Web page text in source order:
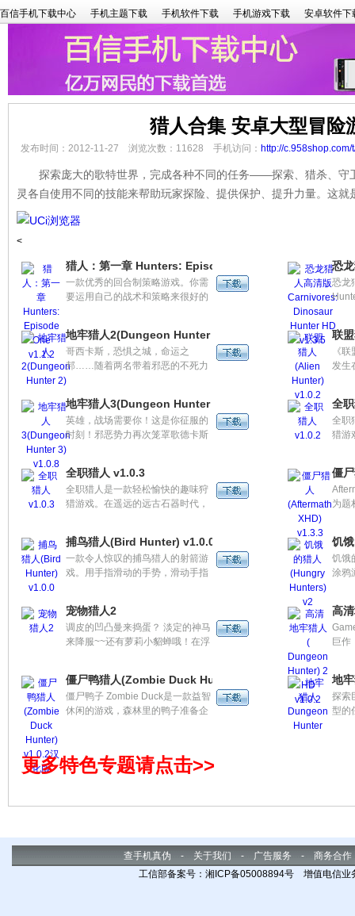
百信手机下载中心 手机主题下载 手机软件下载 手机游戏下载 安卓软件下
猎人合集 安卓大型冒险
发布时间：2012-11-27 浏览次数：11628 手机访问： http://c.958shop.com/
探索庞大的歌特世界，完成各种不同的任务——探索、猎杀、守
灵各自使用不同的技能来帮助玩家探险、提供保护、提升力量。这
<
猎人：第一章 Hunters: Episode One v1.1.2
一款优秀的回合制策略游戏。你需
要运用自己的战术和策略来很好的
个星球上执行任务。通过不断的贸
易和交流人才，去建立全宇宙最强
大的战队吧。
恐
恐龙
中每
它们
也有
是
线，
布
5个
找目
主气
地牢猎人2(Dungeon Hunter 2)
哥西卡斯，恐惧之城，命运之
邦……随着两名带着邪恶的不死力
量的王子的诞生，一场同室操戈的
功登上王位，而另一位则失败被打
入黑暗潮湿的地牢……之后邪恶的
力量再次降临哥西卡斯，黑暗时代
来临……
联
《
发生
地牢猎人3(Dungeon Hunter 3) v1.0.8
英雄，战场需要你！这是你征服的
时刻！邪恶势力再次笼罩歌德卡斯
的神圣大地，面对你的命运，踏入
大竞技场正等着你大显身手。
全
全职
猎游
恐龙
捕捉
全职猎人 v1.0.3
全职猎人是一款轻松愉快的趣味狩
猎游戏。在遥远的远古石器时代，
恐龙猎物，用制作的狩猎机器开始
捕捉食物。
僵
为题
没于
筒、
城市
弹。
捕鸟猎人(Bird Hunter) v1.0.0
一款令人惊叹的捕鸟猎人的射箭游
戏。用手指滑动的手势，滑动手指
饥
饥饿
涂鸦
是水
右下
宠物猎人2
调皮的凹凸曼来捣蛋？ 淡定的神马
来降服~~还有萝莉小貂蝉哦！在浮
高
巨作
残暴
皇后
的幻
僵尸鸭猎人(Zombie Duck Hunter) v1.0.2汉化版
僵尸鸭子 Zombie Duck是一款益智
休闲的游戏，森林里的鸭子准备企
僵尸鸭的出没，作为一名合格的猎
手怎么能让它们飞走，必须阻止他
地
探索
型的
更多特色专题请点击>>
查手机真伪 - 关于我们 - 广告服务 - 商务合作
工信部备案号：湘ICP备05008894号 增值电信